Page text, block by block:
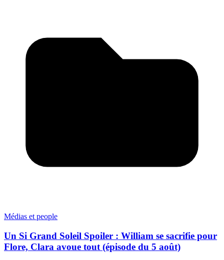
Médias et people
Un Si Grand Soleil Spoiler : William se sacrifie pour
Flore, Clara avoue tout (épisode du 5 août)